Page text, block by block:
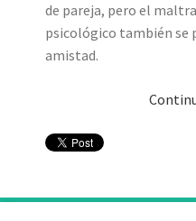
de pareja, pero el
psicológico también se
amistad.